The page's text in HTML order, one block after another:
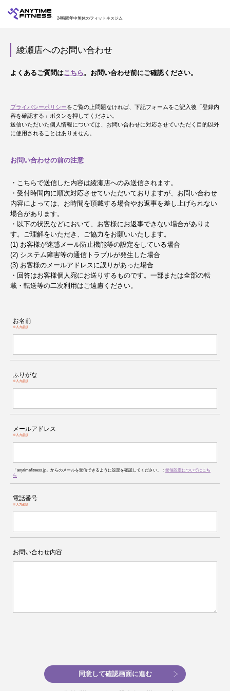
24時間年中無休のフィットネスジム
綾瀬店へのお問い合わせ
よくあるご質問はこちら。お問い合わせ前にご確認ください。
プライバシーポリシーをご覧の上問題なければ、下記フォームをご記入後「登録内
容を確認する」ボタンを押してください。
送信いただいた個人情報については、お問い合わせに対応させていただく目的以外
に使用されることはありません。
お問い合わせの前の注意
・こちらで送信した内容は綾瀬店へのみ送信されます。
・受付時間内に順次対応させていただいておりますが、お問い合わせ
内容によっては、お時間を頂戴する場合やお返事を差し上げられない
場合があります。
・以下の状況などにおいて、お客様にお返事できない場合がありま
す。ご理解をいただき、ご協力をお願いいたします。
(1) お客様が迷惑メール防止機能等の設定をしている場合
(2) システム障害等の通信トラブルが発生した場合
(3) お客様のメールアドレスに誤りがあった場合
・回答はお客様個人宛にお送りするものです。一部または全部の転
載・転送等の二次利用はご遠慮ください。
お名前
※入力必須
ふりがな
※入力必須
メールアドレス
※入力必須
「anytimefitness.jp」からのメールを受信できるように設定を確認してください。： 受信設定についてはこち
ら
電話番号
※入力必須
お問い合わせ内容